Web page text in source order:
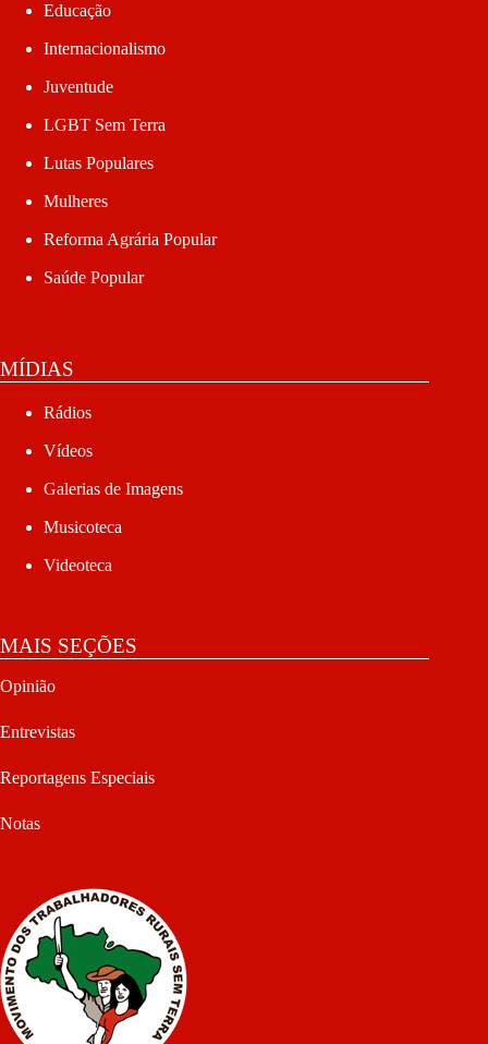
Educação
Internacionalismo
Juventude
LGBT Sem Terra
Lutas Populares
Mulheres
Reforma Agrária Popular
Saúde Popular
MÍDIAS
Rádios
Vídeos
Galerias de Imagens
Musicoteca
Videoteca
MAIS SEÇÕES
Opinião
Entrevistas
Reportagens Especiais
Notas